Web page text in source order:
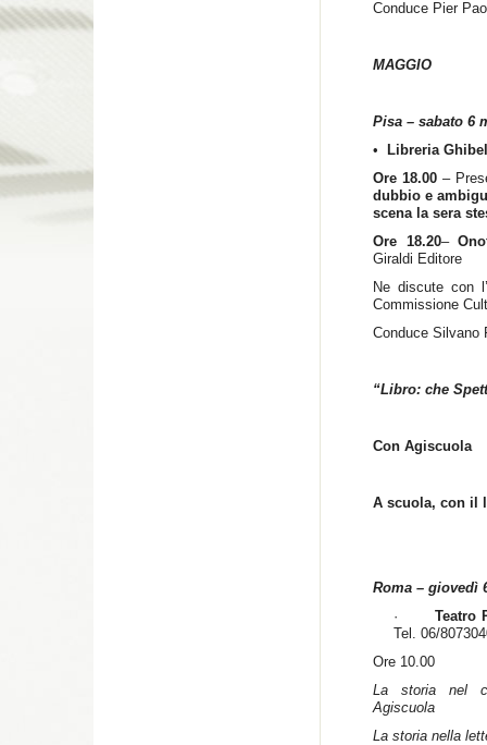
Conduce Pier
MAGGIO
Pisa – sabato 6
•
Libreria
Ore 18.00 –
dubbio e
scena la sera
Ore 18.20–
Giraldi Editore
Ne discute con
Commissione
Conduce
“Libro: che
Con Agiscuola
A scuola, con il
Roma – giovedì
·
Teatro
Tel. 06/
Ore 10.00
La storia nel
Agiscuola
La storia nella